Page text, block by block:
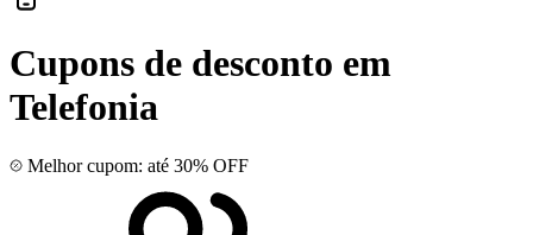
Cupons de desconto em
Telefonia
Melhor cupom: até 30% OFF